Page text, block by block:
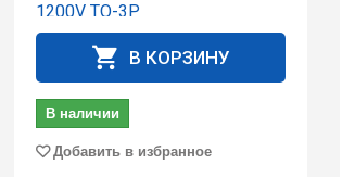
1200V TO-3P
В КОРЗИНУ
В наличии
Добавить в избранное